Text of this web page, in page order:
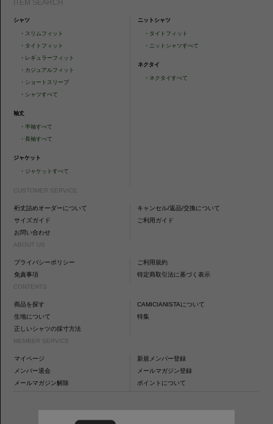
ITEM SEARCH
シャツ
・ スリムフィット
・ タイトフィット
・ レギュラーフィット
・ カジュアルフィット
・ ショートスリーブ
・ シャツすべて
袖丈
・半袖すべて
・長袖すべて
ジャケット
・ ジャケットすべて
ニットシャツ
・ タイトフィット
・ ニットシャツすべて
ネクタイ
・ ネクタイすべて
CUSTOMER SERVICE
裄丈詰めオーダーについて
キャンセル/返品/交換について
サイズガイド
ご利用ガイド
お問い合わせ
ABOUT US
プライバシーポリシー
ご利用規約
免責事項
特定商取引法に基づく表示
CONTENTS
商品を探す
CAMICIANISTAについて
生地について
特集
正しいシャツの採寸方法
MEMBER SERVICE
マイページ
新規メンバー登録
メンバー退会
メールマガジン登録
メールマガジン解除
ポイントについて